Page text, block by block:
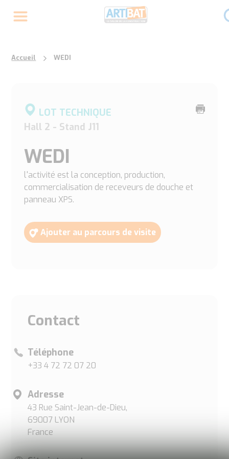
Accueil WEDI
Imprimer
LOT TECHNIQUE
Hall 2 - Stand J11
WEDI
l'activité est la conception, production,
commercialisation de receveurs de douche et
panneau XPS.
Ajouter au parcours de visite
Contact
Téléphone
+33 4 72 72 07 20
Adresse
43 Rue Saint-Jean-de-Dieu,
69007 LYON
France